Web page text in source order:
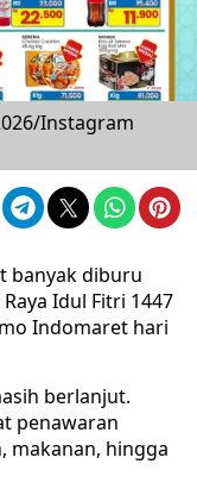
Instagram
banyak diburu
Idul Fitri 1447
Indomaret hari
berlanjut.
penawaran
makanan, hingga